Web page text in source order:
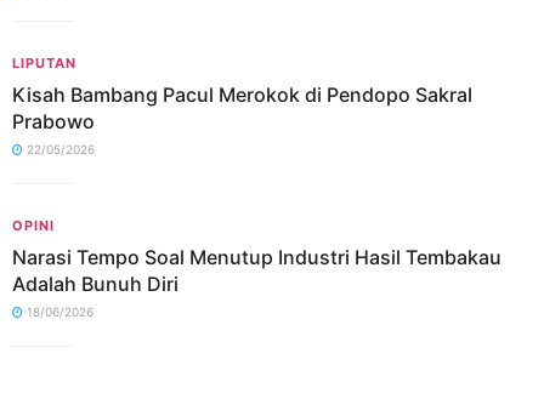
LIPUTAN
Kisah Bambang Pacul Merokok di Pendopo Sakral
Prabowo
22/05/2026
OPINI
Narasi Tempo Soal Menutup Industri Hasil Tembakau
Adalah Bunuh Diri
18/06/2026